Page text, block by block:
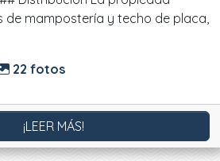
de mampostería y techo de placa,
22 fotos
¡LEER MÁS!